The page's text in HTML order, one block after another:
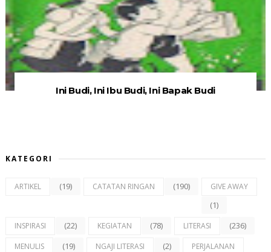
Ini Budi, Ini Ibu Budi, Ini Bapak Budi
KATEGORI
ARTIKEL (19) CATATAN RINGAN (190) GIVE AWAY
(1)
INSPIRASI (22) KEGIATAN (78) LITERASI (236)
MENULIS (19) NGAJI LITERASI (2) PERJALANAN